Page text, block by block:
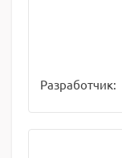
Разработчик: